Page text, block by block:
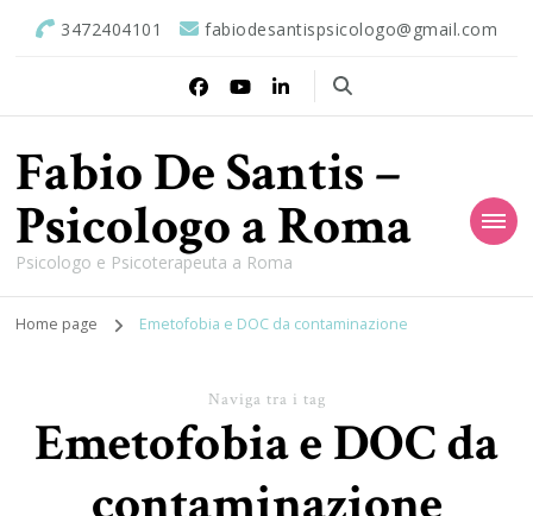
3472404101 fabiodesantispsicologo@gmail.com
Fabio De Santis –
Psicologo a Roma
Psicologo e Psicoterapeuta a Roma
Home page Emetofobia e DOC da contaminazione
Naviga tra i tag
Emetofobia e DOC da